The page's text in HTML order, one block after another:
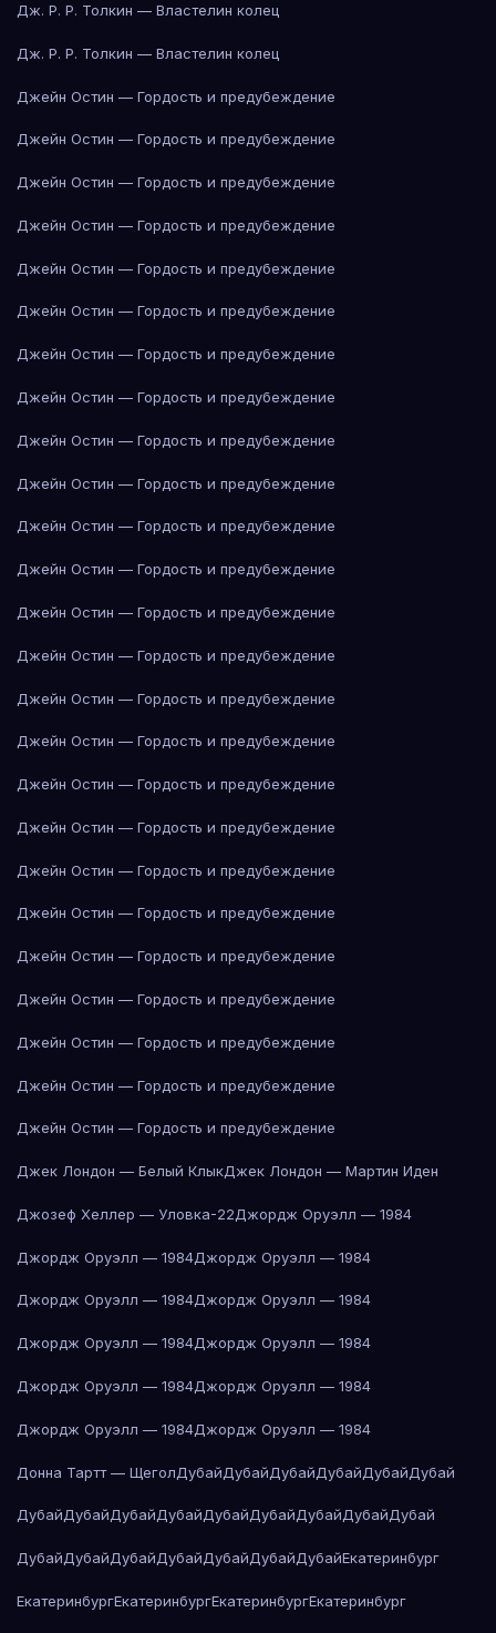
Дж. Р. Р. Толкин — Властелин колец
Дж. Р. Р. Толкин — Властелин колец
Джейн Остин — Гордость и предубеждение
Джейн Остин — Гордость и предубеждение
Джейн Остин — Гордость и предубеждение
Джейн Остин — Гордость и предубеждение
Джейн Остин — Гордость и предубеждение
Джейн Остин — Гордость и предубеждение
Джейн Остин — Гордость и предубеждение
Джейн Остин — Гордость и предубеждение
Джейн Остин — Гордость и предубеждение
Джейн Остин — Гордость и предубеждение
Джейн Остин — Гордость и предубеждение
Джейн Остин — Гордость и предубеждение
Джейн Остин — Гордость и предубеждение
Джейн Остин — Гордость и предубеждение
Джейн Остин — Гордость и предубеждение
Джейн Остин — Гордость и предубеждение
Джейн Остин — Гордость и предубеждение
Джейн Остин — Гордость и предубеждение
Джейн Остин — Гордость и предубеждение
Джейн Остин — Гордость и предубеждение
Джейн Остин — Гордость и предубеждение
Джейн Остин — Гордость и предубеждение
Джейн Остин — Гордость и предубеждение
Джейн Остин — Гордость и предубеждение
Джейн Остин — Гордость и предубеждение
Джек Лондон — Белый КлыкДжек Лондон — Мартин Иден
Джозеф Хеллер — Уловка-22Джордж Оруэлл — 1984
Джордж Оруэлл — 1984Джордж Оруэлл — 1984
Джордж Оруэлл — 1984Джордж Оруэлл — 1984
Джордж Оруэлл — 1984Джордж Оруэлл — 1984
Джордж Оруэлл — 1984Джордж Оруэлл — 1984
Джордж Оруэлл — 1984Джордж Оруэлл — 1984
Донна Тартт — ЩеголДубайДубайДубайДубайДубайДубай
ДубайДубайДубайДубайДубайДубайДубайДубайДубай
ДубайДубайДубайДубайДубайДубайДубайЕкатеринбург
ЕкатеринбургЕкатеринбургЕкатеринбургЕкатеринбург